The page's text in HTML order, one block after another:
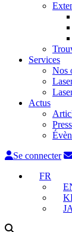
Services
Nos
Actus
Se connecter
FR
JA